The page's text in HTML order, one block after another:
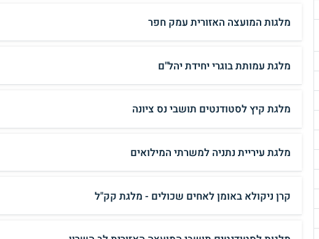
מלגות המועצה האזורית עמק חפר
מלגת עמותת בוגרי יחידת יהל"ם
מלגת קיץ לסטודנטים תושבי נס ציונה
מלגת עיריית נתניה למשרתי המילואים
קרן ניקולא באומן לאחים שכולים - מלגת קק"ל